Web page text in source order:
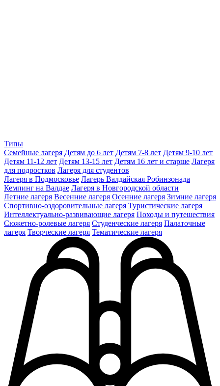
Типы
Семейные лагеря Детям до 6 лет Детям 7-8 лет Детям 9-10 лет
Детям 11-12 лет Детям 13-15 лет Детям 16 лет и старше Лагеря
для подростков Лагеря для студентов
Лагеря в Подмосковье Лагерь Валдайская Робинзонада
Кемпинг на Валдае Лагеря в Новгородской области
Летние лагеря Весенние лагеря Осенние лагеря Зимние лагеря
Спортивно-оздоровительные лагеря Туристические лагеря
Интеллектуально-развивающие лагеря Походы и путешествия
Сюжетно-ролевые лагеря Студенческие лагеря Палаточные
лагеря Творческие лагеря Тематические лагеря